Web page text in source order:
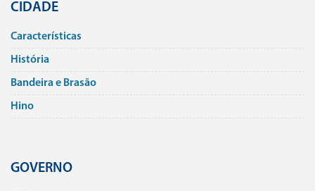
CIDADE
Caracterí­sticas
História
Bandeira e Brasão
Hino
GOVERNO